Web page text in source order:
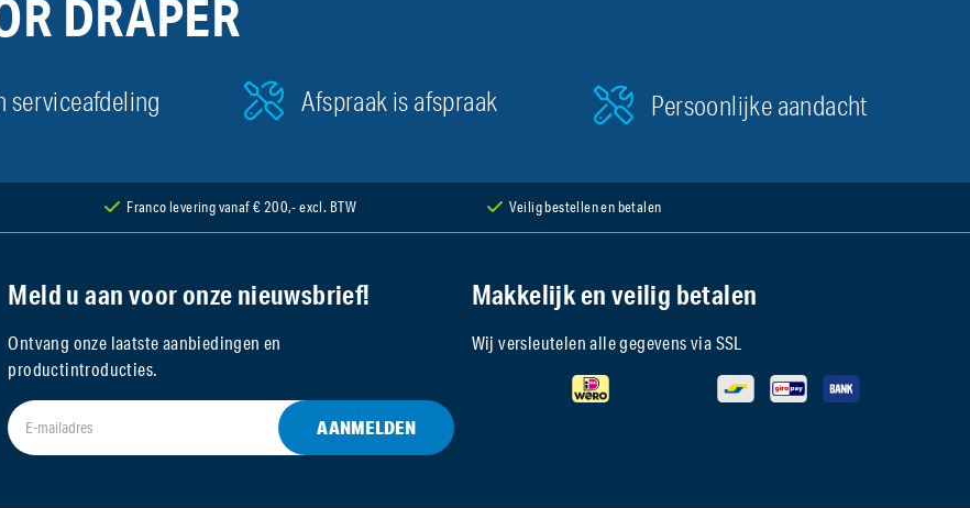
DRAPER
serviceafdeling Afspraak is afspraak Persoonlijke aandacht
Franco levering vanaf € 200,- excl. BTW Veilig bestellen en betalen
Meld u aan voor onze nieuwsbrief!
Ontvang onze laatste aanbiedingen en
productintroducties.
AANMELDEN
Makkelijk en veilig betalen
Wij versleutelen alle gegevens via SSL